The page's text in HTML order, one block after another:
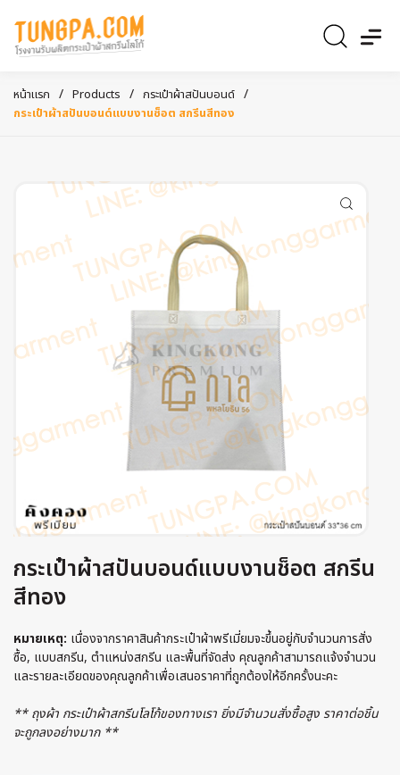
หน้าแรก / Products / กระเป๋าผ้าสปันบอนด์ /
กระเป๋าผ้าสปันบอนด์แบบงานช็อต สกรีนสีทอง
กระเป๋าผ้าสปันบอนด์แบบงานช็อต สกรีน
สีทอง
หมายเหตุ: เนื่องจากราคาสินค้ากระเป๋าผ้าพรีเมี่ยมจะขึ้นอยู่กับจำนวนการสั่ง
ซื้อ, แบบสกรีน, ตำแหน่งสกรีน และพื้นที่จัดส่ง คุณลูกค้าสามารถแจ้งจำนวน
และรายละเอียดของคุณลูกค้าเพื่อเสนอราคาที่ถูกต้องให้อีกครั้งนะคะ
** ถุงผ้า กระเป๋าผ้าสกรีนโลโก้ของทางเรา ยิ่งมีจำนวนสั่งซื้อสูง ราคาต่อชิ้น
จะถูกลงอย่างมาก **